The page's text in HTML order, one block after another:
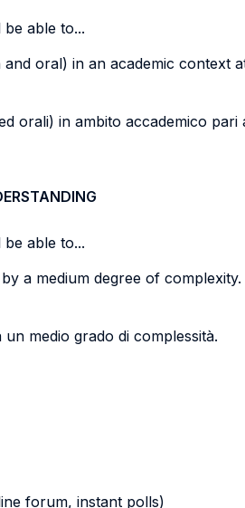
able to...
oral) in an academic context
orali) in ambito accademico pari
able to...
a medium degree of complexity.
medio grado di complessità.
forum, instant polls)